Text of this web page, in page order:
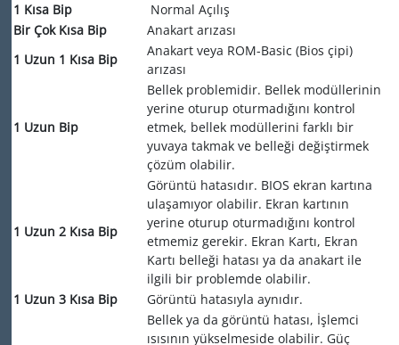
1 Kısa Bip
Normal Açılış
Bir Çok Kısa Bip
Anakart arızası
1 Uzun 1 Kısa Bip
Anakart veya ROM-Basic (Bios çipi)
arızası
1 Uzun Bip
Bellek problemidir. Bellek modüllerinin
yerine oturup oturmadığını kontrol
etmek, bellek modüllerini farklı bir
yuvaya takmak ve belleği değiştirmek
çözüm olabilir.
1 Uzun 2 Kısa Bip
Görüntü hatasıdır. BIOS ekran kartına
ulaşamıyor olabilir. Ekran kartının
yerine oturup oturmadığını kontrol
etmemiz gerekir. Ekran Kartı, Ekran
Kartı belleği hatası ya da anakart ile
ilgili bir problemde olabilir.
1 Uzun 3 Kısa Bip
Görüntü hatasıyla aynıdır.
Bellek ya da görüntü hatası, İşlemci
ısısının yükselmeside olabilir. Güç